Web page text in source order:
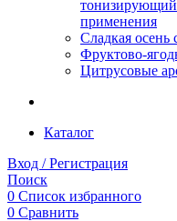
тонизирующий
применения
Сладкая осень
Фруктово-
​Цитрусовые
Каталог
Вход / Регистрация
Поиск
0 Список избранного
0 Сравнить